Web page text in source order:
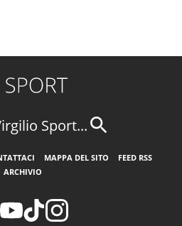
Sport...
MAPPA DEL SITO
FEED RSS
ARCHIVIO